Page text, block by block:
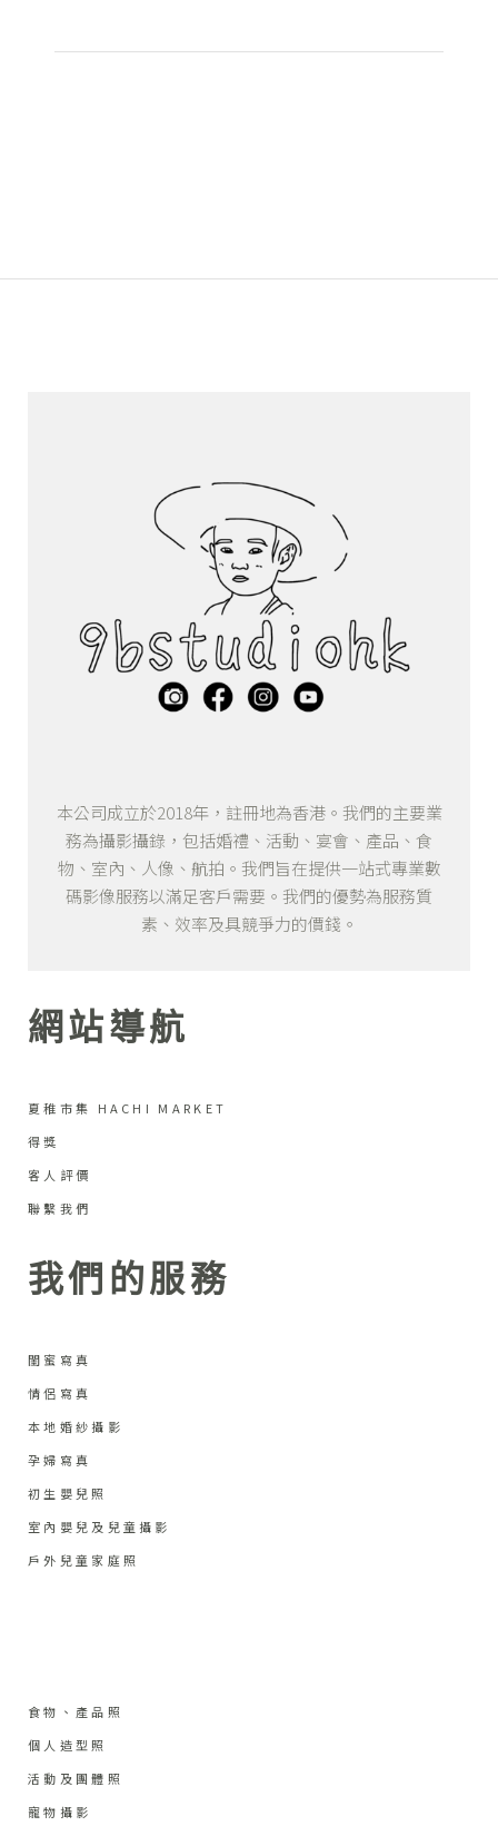
本公司成立於2018年，註冊地為香港。我們的主要業
務為攝影攝錄，包括婚禮、活動、宴會、產品、食
物、室內、人像、航拍。我們旨在提供一站式專業數
碼影像服務以滿足客戶需要。我們的優勢為服務質
素、效率及具競爭力的價錢。
網站導航
夏稚市集 HACHI MARKET
得獎
客人評價
聯繫我們
我們的服務
閨蜜寫真
情侶寫真
本地婚紗攝影
孕婦寫真
初生嬰兒照
室內嬰兒及兒童攝影
戶外兒童家庭照
食物、產品照
個人造型照
活動及團體照
寵物攝影